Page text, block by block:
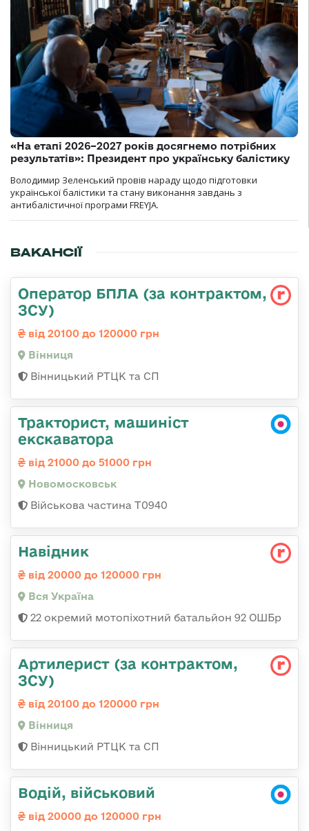
«На етапі 2026–2027 років досягнемо потрібних
результатів»: Президент про українську балістику
Володимир Зеленський провів нараду щодо підготовки
української балістики та стану виконання завдань з
антибалістичної програми FREYJA.
ВАКАНСІЇ
Оператор БПЛА (за контрактом,
ЗСУ)
від 20100 до 120000 грн
Вінниця
Вінницький РТЦК та СП
Тракторист, машиніст
екскаватора
від 21000 до 51000 грн
Новомосковськ
Військова частина Т0940
Навідник
від 20000 до 120000 грн
Вся Україна
22 окремий мотопіхотний батальйон 92 ОШБр
Артилерист (за контрактом,
ЗСУ)
від 20100 до 120000 грн
Вінниця
Вінницький РТЦК та СП
Водій, військовий
від 20000 до 120000 грн